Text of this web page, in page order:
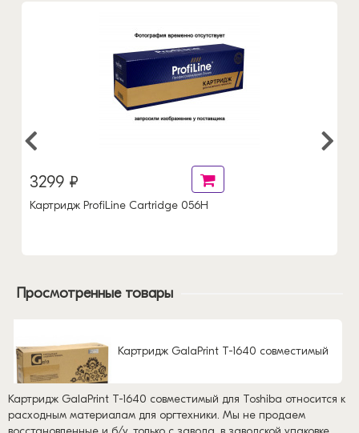
3299 ₽
Картридж ProfiLine Cartridge 056H
Просмотренные товары
Картридж GalaPrint T-1640 совместимый
Картридж GalaPrint T-1640 совместимый для Toshiba относится к
расходным материалам для оргтехники. Мы не продаем